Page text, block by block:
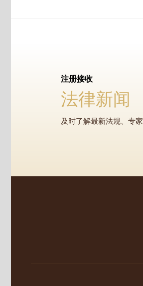
注册接收
法律新闻
及时了解最新法规、专